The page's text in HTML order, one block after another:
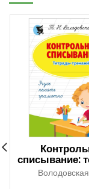
списывание:
тренажёр по
языку. 1